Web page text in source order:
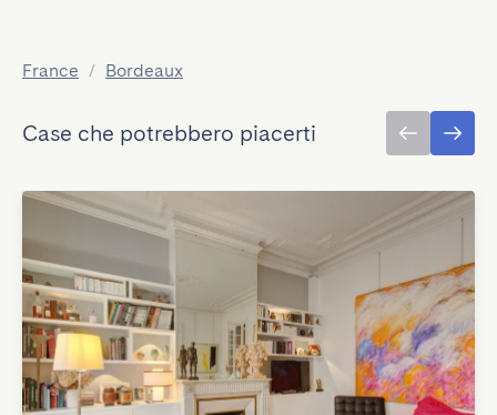
France / Bordeaux
Case che potrebbero piacerti